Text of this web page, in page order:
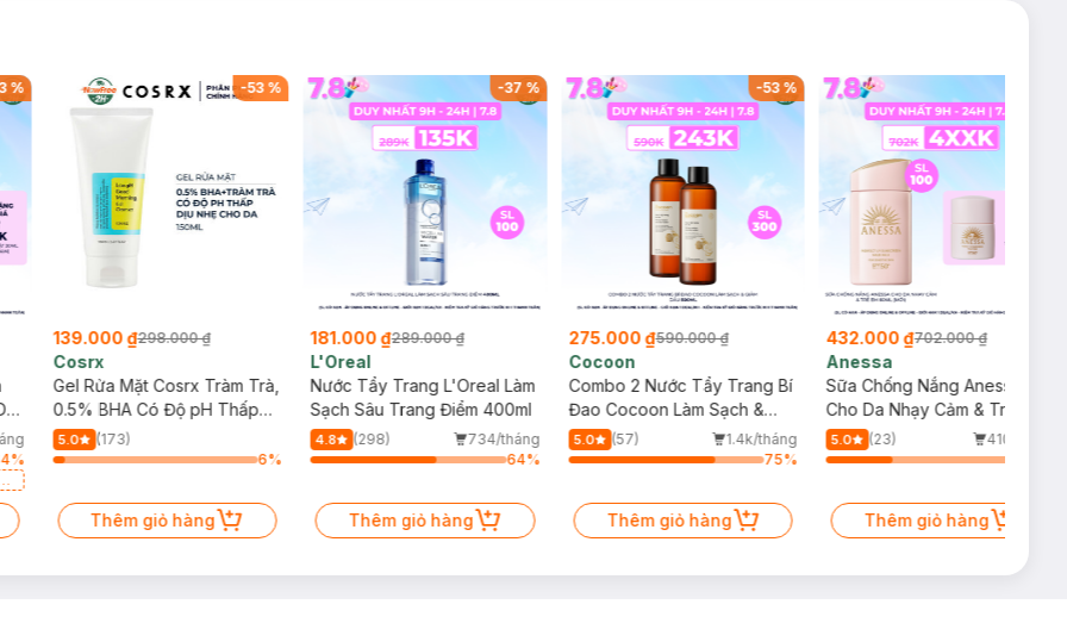
%
%
-53%
139.000 ₫298.000 ₫
Cosrx
Gel Rửa Mặt Cosrx Tràm Trà,
0.5% BHA Có Độ pH Thấp
150ml
5.0
(173)
6%
Thêm giỏ hàng
-37 %
181.000 ₫289.000 ₫
L'Oreal
Nước Tẩy Trang L'Oreal Làm
Sạch Sâu Trang Điểm 400ml
4.8 (298)
734/tháng
64%
Thêm giỏ hàng
-53%
275.000 ₫590.000 ₫
Cocoon
Combo 2 Nước Tẩy Trang Bí
Đao Cocoon Làm Sạch &
Giảm Dầu 500ml
5.0 (57)
1.4k/tháng
75%
Thêm giỏ hàng
432.000 ₫702.000 ₫
Anessa
Sữa Chống Nắng Anessa
Cho Da Nhạy Cảm & Trẻ Em
60ml (Mới)
5.0 (23)
410/tháng
Thêm giỏ hàng